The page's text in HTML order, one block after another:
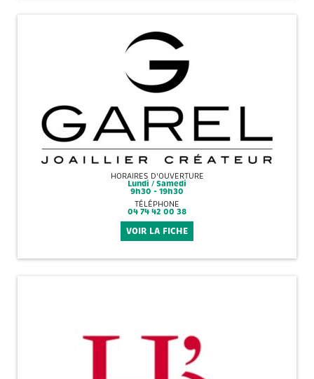
HORAIRES D'OUVERTURE
Lundi / Samedi
9h30 - 19h30
TÉLÉPHONE
04 74 42 00 38
VOIR LA FICHE